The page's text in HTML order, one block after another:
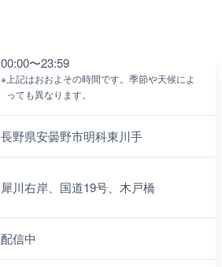
00:00〜23:59
※ 上記はおおよその時間です。季節や天候によ
っても異なります。
長野県安曇野市明科東川手
犀川右岸、国道19号、木戸橋
配信中